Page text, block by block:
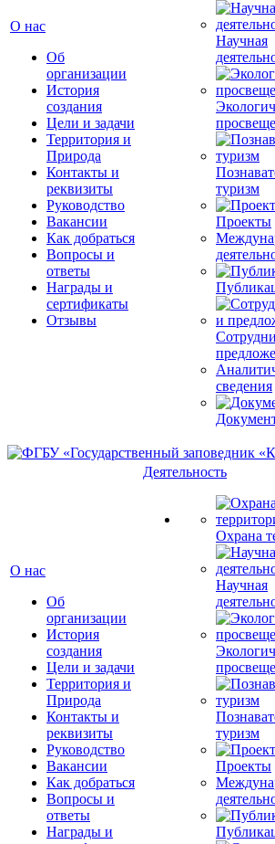
О нас
Об
организации
История
создания
Цели и задачи
Территория и
Природа
Контакты и
реквизиты
Руководство
Вакансии
Как добраться
Вопросы и
ответы
Награды и
сертификаты
Отзывы
Научная
туризм
Проекты
сведения
О нас
Об
организации
История
создания
Цели и задачи
Территория и
Природа
Контакты и
реквизиты
Руководство
Вакансии
Как добраться
Вопросы и
ответы
Награды и
Деятельность
Охрана
Научная
туризм
Проекты